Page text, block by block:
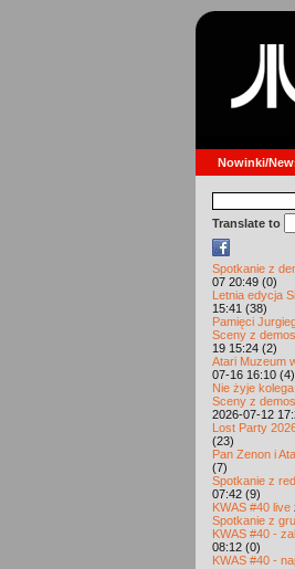
Nowinki/
Translate to
Spotkanie z
07 20:49 (0)
Letnia edycja
15:41 (38)
Pamięci
Sceny z
19 15:24 (2)
Atari Muzeum
07-16 16:10 (4)
Nie żyje
Sceny z
2026-07-12
Lost Party
(23)
Pan Zenon i
(7)
Spotkanie z
07:42 (9)
KWAS #40 live
Spotkanie z
KWAS #40 -
08:12 (0)
KWAS #40 -